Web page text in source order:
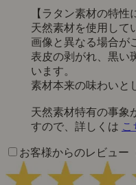
【ラタン素材の特性
天然素材を使用して
画像と異なる場合が
表皮の剥がれ、黒い
います。
素材本来の味わいと
天然素材特有の事象
すので、詳しくは こ
お客様からのレビュー